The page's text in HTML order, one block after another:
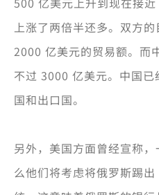
上涨了两倍半还多。双方
2000 亿美元的贸易额。而
不过 3000 亿美元。中国
国和出口国。
另外，美国方面曾经宣称
么他们将考虑将俄罗斯踢